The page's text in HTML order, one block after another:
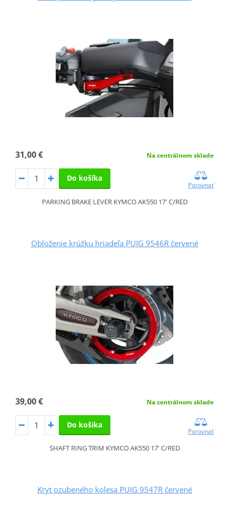
31,00 € Na centrálnom sklade
Do košíka
Porovnať
PARKING BRAKE LEVER KYMCO AK550 17' C/RED
Obloženie krúžku hriadeľa PUIG 9546R červené
39,00 € Na centrálnom sklade
Do košíka
Porovnať
SHAFT RING TRIM KYMCO AK550 17' C/RED
Kryt ozubeného kolesa PUIG 9547R červené